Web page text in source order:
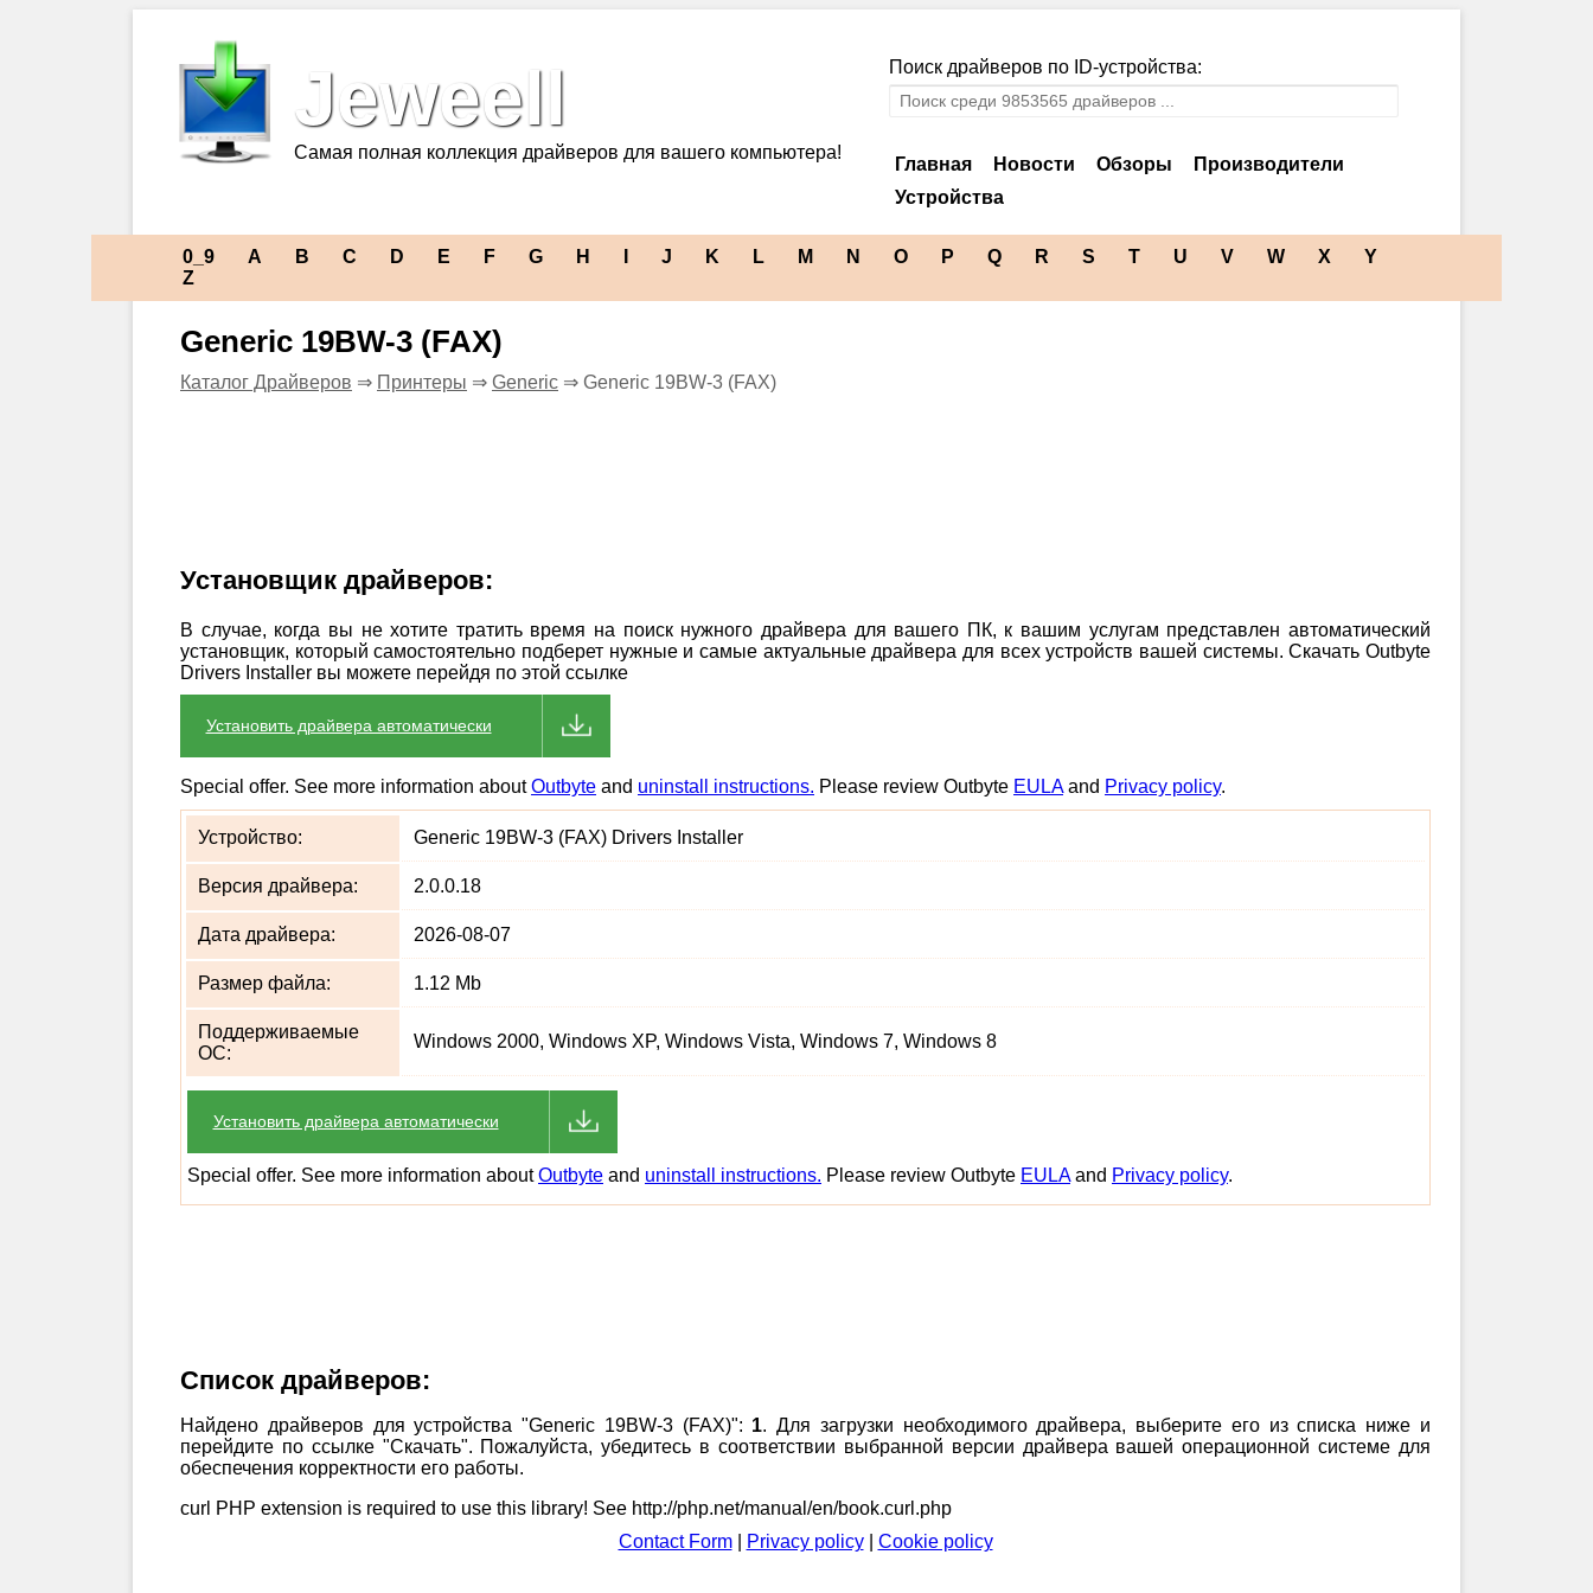
Jeweell
Самая полная коллекция драйверов для вашего компьютера!
Поиск драйверов по ID-устройства:
Главная Новости Обзоры
Производители
Устройства
0_9 A B C D E F G H J K L M N O P Q R S T U V W X
Y
Z
Generic 19BW-3 (FAX)
Каталог Драйверов ⇒ Принтеры ⇒ Generic ⇒ Generic 19BW-3 (FAX)
Установщик драйверов:
В случае, когда вы не хотите тратить время на поиск нужного драйвера для вашего ПК, к вашим услугам представлен автоматический
установщик, который самостоятельно подберет нужные и самые актуальные драйвера для всех устройств вашей системы. Скачать Outbyte
Drivers Installer вы можете перейдя по этой ссылке
Установить драйвера автоматически
Special offer. See more information aboutOutbyte and uninstall instructions. Please review Outbyte EULAand Privacy policy.
Устройство: Generic 19BW-3 (FAX) Drivers Installer
Версия драйвера: 2.0.0.18
Дата драйвера: 2026-08-07
Размер файла: 1.12 Mb
Поддерживаемые
ОС:
Windows 2000, Windows XP, Windows Vista, Windows 7, Windows 8
Установить драйвера автоматически
Special offer. See more information aboutOutbyte and uninstall instructions. Please review Outbyte EULAand Privacy policy.
Список драйверов:
Найдено драйверов для устройства "Generic 19BW-3 (FAX)": 1. Для загрузки необходимого драйвера, выберите его из списка ниже и
перейдите по ссылке "Скачать". Пожалуйста, убедитесь в соответствии выбранной версии драйвера вашей операционной системе для
обеспечения корректности его работы.
curl PHP extension is required to use this library! See http://php.net/manual/en/book.curl.php
Contact Form| Privacy policy| Cookie policy